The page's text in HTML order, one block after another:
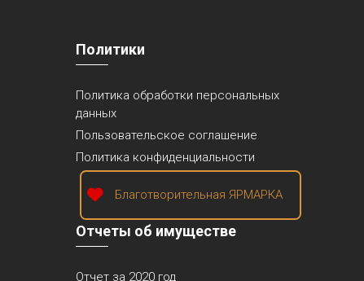
Политики
Политика обработки персональных
данных
Пользовательское соглашение
Политика конфиденциальности
Благотворительная ЯРМАРКА
Отчеты об имуществе
Отчет за 2020 год